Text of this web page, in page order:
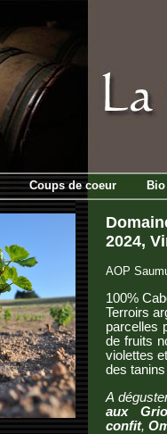
Coups de coeur
2024,
AOP
100%
Terroirs
parcelles
de fruits
violettes
des
A
aux
confit,